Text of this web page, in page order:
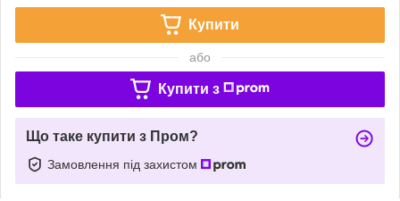
Купити
або
Купити з
Що таке купити з Пром?
Замовлення під захистом